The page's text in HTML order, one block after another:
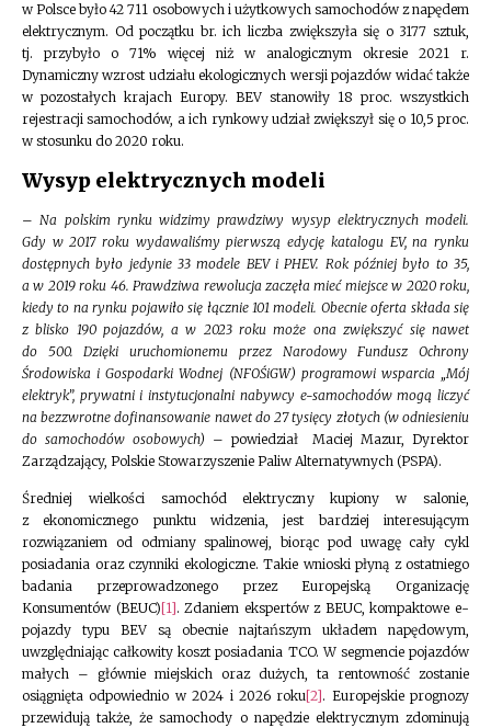
w Polsce było 42 711 osobowych i użytkowych samochodów z napędem
elektrycznym. Od początku br. ich liczba zwiększyła się o 3177 sztuk,
tj. przybyło o 71% więcej niż w analogicznym okresie 2021 r.
Dynamiczny wzrost udziału ekologicznych wersji pojazdów widać także
w pozostałych krajach Europy. BEV stanowiły 18 proc. wszystkich
rejestracji samochodów, a ich rynkowy udział zwiększył się o 10,5 proc.
w stosunku do 2020 roku.
Wysyp elektrycznych modeli
– Na polskim rynku widzimy prawdziwy wysyp elektrycznych modeli.
Gdy w 2017 roku wydawaliśmy pierwszą edycję katalogu EV, na rynku
dostępnych było jedynie 33 modele BEV i PHEV. Rok później było to 35,
a w 2019 roku 46. Prawdziwa rewolucja zaczęła mieć miejsce w 2020 roku,
kiedy to na rynku pojawiło się łącznie 101 modeli. Obecnie oferta składa się
z blisko 190 pojazdów, a w 2023 roku może ona zwiększyć się nawet
do 500. Dzięki uruchomionemu przez Narodowy Fundusz Ochrony
Środowiska i Gospodarki Wodnej (NFOŚiGW) programowi wsparcia „Mój
elektryk”, prywatni i instytucjonalni nabywcy e-samochodów mogą liczyć
na bezzwrotne dofinansowanie nawet do 27 tysięcy złotych (w odniesieniu
do samochodów osobowych) – powiedział Maciej Mazur, Dyrektor
Zarządzający, Polskie Stowarzyszenie Paliw Alternatywnych (PSPA).
Średniej wielkości samochód elektryczny kupiony w salonie,
z ekonomicznego punktu widzenia, jest bardziej interesującym
rozwiązaniem od odmiany spalinowej, biorąc pod uwagę cały cykl
posiadania oraz czynniki ekologiczne. Takie wnioski płyną z ostatniego
badania przeprowadzonego przez Europejską Organizację
Konsumentów (BEUC) [1]. Zdaniem ekspertów z BEUC, kompaktowe e-
pojazdy typu BEV są obecnie najtańszym układem napędowym,
uwzględniając całkowity koszt posiadania TCO. W segmencie pojazdów
małych – głównie miejskich oraz dużych, ta rentowność zostanie
osiągnięta odpowiednio w 2024 i 2026 roku[2]. Europejskie prognozy
przewidują także, że samochody o napędzie elektrycznym zdominują